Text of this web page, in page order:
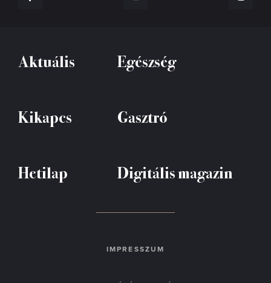
Aktuális Egészség
Kikapcs Gasztró
Hetilap Digitális magazin
IMPRESSZUM